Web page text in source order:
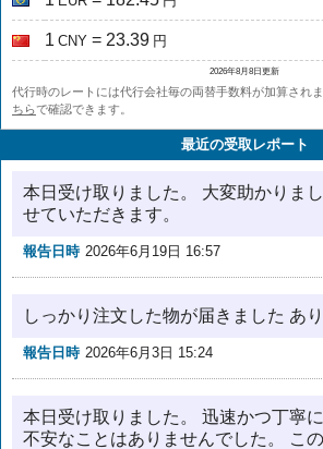
1 CNY = 23.39 円
2026年8月8日更新
代行時のレートには代行会社毎の両替手数料が加算され
ちらで確認できます。
最近の受取レポート
本日受け取りました。 大変助かりま
せていただきます。
報告日時 2026年6月19日 16:57
しっかり注文した物が届きました あ
報告日時 2026年6月3日 15:24
本日受け取りました。 迅速かつ丁寧
不安なことはありませんでした。 こ